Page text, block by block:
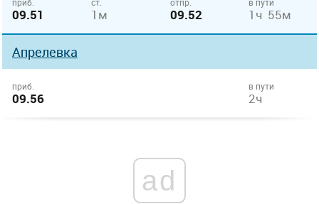
09.51 1м 09.52 1ч 55м
Апрелевка
приб.
09.56
в пути
2ч
ad